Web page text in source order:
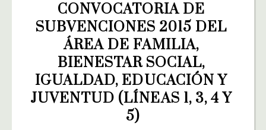
CONVOCATORIA DE
SUBVENCIONES 2015 DEL
ÁREA DE FAMILIA,
BIENESTAR SOCIAL,
IGUALDAD, EDUCACIÓN Y
JUVENTUD (LÍNEAS 1, 3, 4 Y
5)